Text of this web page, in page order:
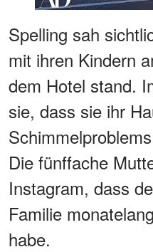
Spelling sah
mit ihren Kindern
dem Hotel stand.
sie, dass sie ihr
Die fünffache
Instagram, dass
Familie
habe.